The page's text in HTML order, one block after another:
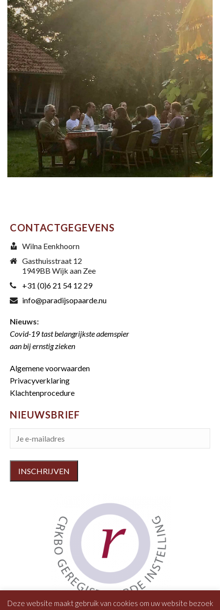
CONTACTGEGEVENS
Wilna Eenkhoorn
Gasthuisstraat 12
1949BB Wijk aan Zee
+31 (0)6 21 54 12 29
info@paradijsopaarde.nu
Nieuws:
Covid-19 tast belangrijkste ademspier
aan bij ernstig zieken
Algemene voorwaarden
Privacyverklaring
Klachtenprocedure
NIEUWSBRIEF
Deze website maakt gebruik van cookies om uw website bezoek